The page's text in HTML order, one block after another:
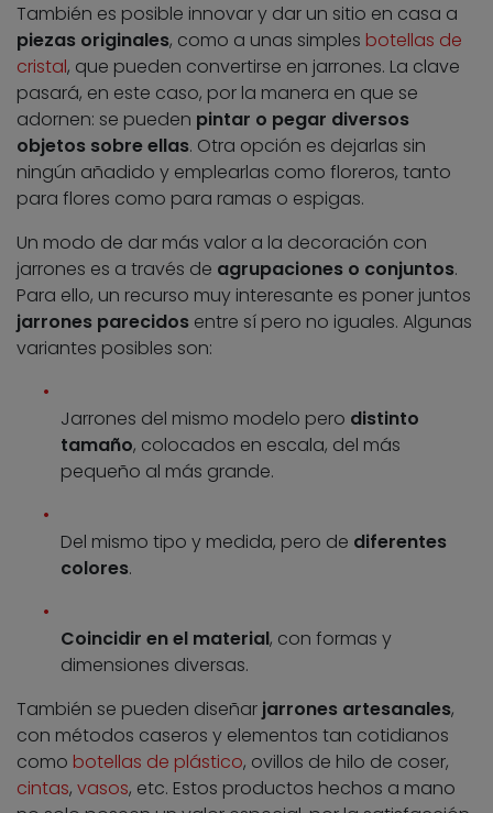
También es posible innovar y dar un sitio en casa a
piezas originales, como a unas simples botellas de
cristal, que pueden convertirse en jarrones. La clave
pasará, en este caso, por la manera en que se
adornen: se pueden pintar o pegar diversos
objetos sobre ellas. Otra opción es dejarlas sin
ningún añadido y emplearlas como floreros, tanto
para flores como para ramas o espigas.
Un modo de dar más valor a la decoración con
jarrones es a través de agrupaciones o conjuntos.
Para ello, un recurso muy interesante es poner juntos
jarrones parecidos entre sí pero no iguales. Algunas
variantes posibles son:
Jarrones del mismo modelo pero distinto
tamaño, colocados en escala, del más
pequeño al más grande.
Del mismo tipo y medida, pero de diferentes
colores.
Coincidir en el material, con formas y
dimensiones diversas.
También se pueden diseñar jarrones artesanales,
con métodos caseros y elementos tan cotidianos
como botellas de plástico, ovillos de hilo de coser,
cintas, vasos, etc. Estos productos hechos a mano